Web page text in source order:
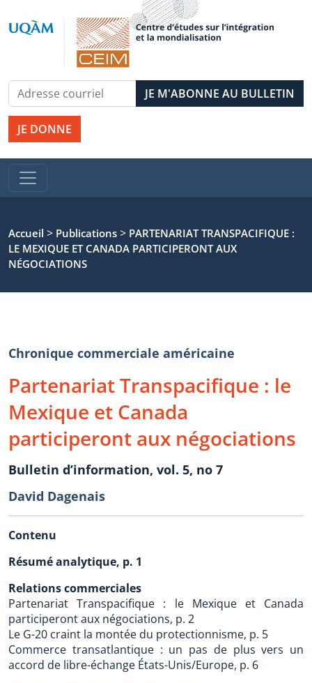
JE DONNE
Accueil > Publications > PARTENARIAT TRANSPACIFIQUE :
LE MEXIQUE ET CANADA PARTICIPERONT AUX
NÉGOCIATIONS
Chronique commerciale américaine
Partenariat Transpacifique : le
Mexique et Canada
participeront aux négociations
Bulletin d’information, vol. 5, no 7
David Dagenais
Contenu
Résumé analytique, p. 1
Relations commerciales
Partenariat Transpacifique : le Mexique et Canada
participeront aux négociations, p. 2
Le G-20 craint la montée du protectionnisme, p. 5
Commerce transatlantique : un pas de plus vers un
accord de libre-échange États-Unis/Europe, p. 6